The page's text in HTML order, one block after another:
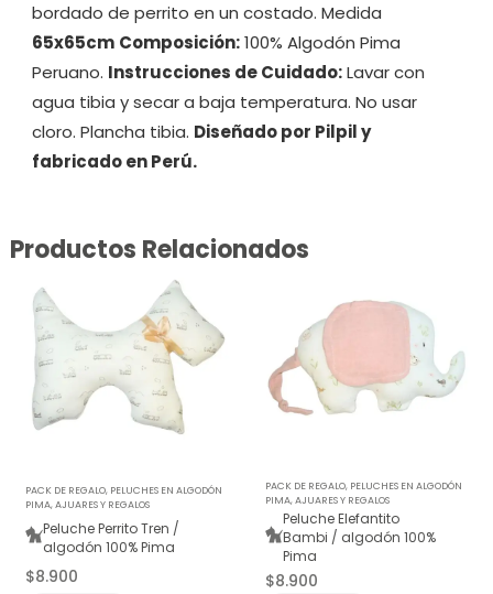
bordado de perrito en un costado. Medida
65x65cm Composición:100% Algodón Pima
Peruano. Instrucciones de Cuidado:Lavar con
agua tibia y secar a baja temperatura. No usar
cloro. Plancha tibia. Diseñado por Pilpil y
fabricado en Perú.
Productos Relacionados
PACK DE REGALO, PELUCHES EN ALGODÓN
PIMA,AJUARES Y REGALOS
Peluche Perrito Tren /
algodón 100% Pima
$8.900
PACK DE REGALO, PELUCHES EN ALGODÓN
PIMA,AJUARES Y REGALOS
Peluche Elefantito
Bambi / algodón 100%
Pima
$8.900